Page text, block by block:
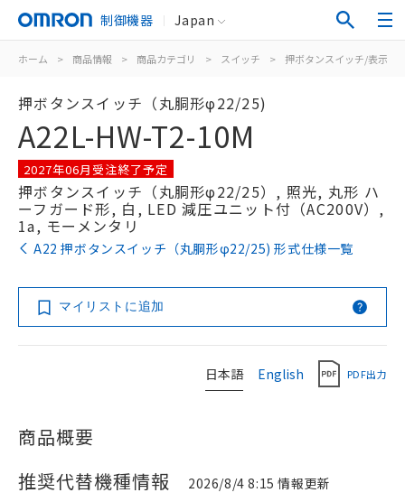
制御機器 Japan
ホーム > 商品情報 > 商品カテゴリ > スイッチ > 押ボタンスイッチ/表示灯
押ボタンスイッチ（丸胴形φ22/25)
A22L-HW-T2-10M
2027年06月受注終了予定
押ボタンスイッチ（丸胴形φ22/25）, 照光, 丸形 ハ
ーフガード形, 白, LED 減圧ユニット付（AC200V）,
1a, モーメンタリ
A22 押ボタンスイッチ（丸胴形φ22/25) 形式仕様一覧
マイリストに追加
日本語 English PDF出力
商品概要
推奨代替機種情報
2026/8/4 8:15 情報更新